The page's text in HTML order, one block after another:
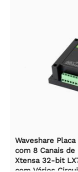
Waveshare
com 8 Canais
Xtensa 32-bit